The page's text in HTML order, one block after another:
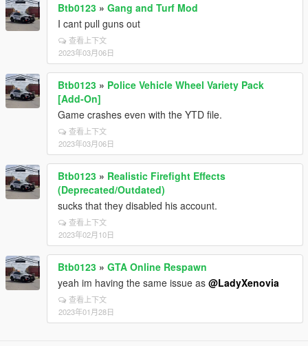
Btb0123 » Gang and Turf Mod
I cant pull guns out
查看上下文
2023年03月06日
Btb0123 » Police Vehicle Wheel Variety Pack
[Add-On]
Game crashes even with the YTD file.
查看上下文
2023年03月06日
Btb0123 » Realistic Firefight Effects
(Deprecated/Outdated)
sucks that they disabled his account.
查看上下文
2023年02月10日
Btb0123 » GTA Online Respawn
yeah im having the same issue as @LadyXenovia
查看上下文
2023年01月28日